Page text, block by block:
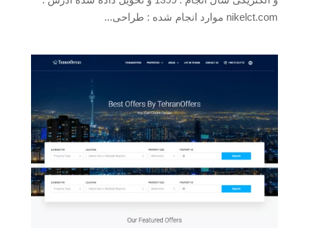
nikelct.com موارد انجام شده : طراحی...